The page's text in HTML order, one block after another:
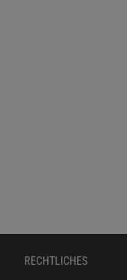
RECHTLICHES